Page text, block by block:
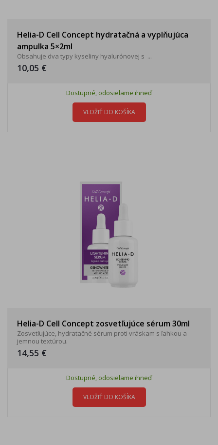
Helia-D Cell Concept hydratačná a vyplňujúca
ampulka 5×2ml
Obsahuje dva typy kyseliny hyalurónovej s ...
10,05 €
Dostupné, odosielame ihneď
VLOŽIŤ DO KOŠÍKA
Helia-D Cell Concept zosvetľujúce sérum 30ml
Zosvetľujúce, hydratačné sérum proti vráskam s ľahkou a
jemnou textúrou.
14,55 €
Dostupné, odosielame ihneď
VLOŽIŤ DO KOŠÍKA